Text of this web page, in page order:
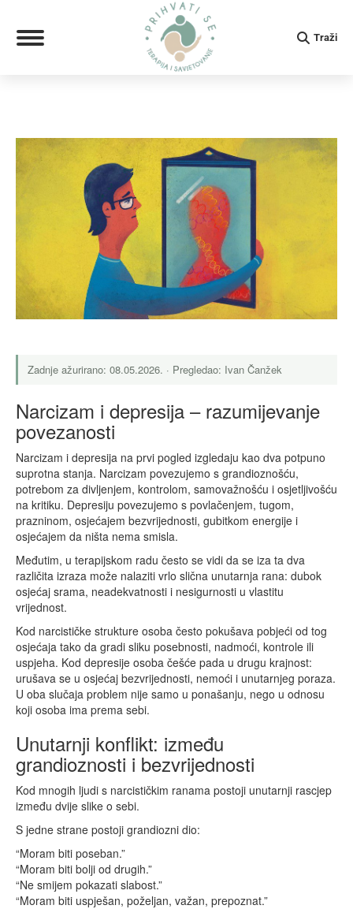
Search:
Traži
Zadnje ažurirano: 08.05.2026. · Pregledao: Ivan Čanžek
Narcizam i depresija – razumijevanje
povezanosti
Narcizam i depresija na prvi pogled izgledaju kao dva potpuno
suprotna stanja. Narcizam povezujemo s grandioznošću,
potrebom za divljenjem, kontrolom, samovažnošću i osjetljivošću
na kritiku. Depresiju povezujemo s povlačenjem, tugom,
prazninom, osjećajem bezvrijednosti, gubitkom energije i
osjećajem da ništa nema smisla.
Međutim, u terapijskom radu često se vidi da se iza ta dva
različita izraza može nalaziti vrlo slična unutarnja rana: dubok
osjećaj srama, neadekvatnosti i nesigurnosti u vlastitu
vrijednost.
Kod narcističke strukture osoba često pokušava pobjeći od tog
osjećaja tako da gradi sliku posebnosti, nadmoći, kontrole ili
uspjeha. Kod depresije osoba češće pada u drugu krajnost:
urušava se u osjećaj bezvrijednosti, nemoći i unutarnjeg poraza.
U oba slučaja problem nije samo u ponašanju, nego u odnosu
koji osoba ima prema sebi.
Unutarnji konflikt: između
grandioznosti i bezvrijednosti
Kod mnogih ljudi s narcističkim ranama postoji unutarnji rascjep
između dvije slike o sebi.
S jedne strane postoji grandiozni dio:
“Moram biti poseban.”
“Moram biti bolji od drugih.”
“Ne smijem pokazati slabost.”
“Moram biti uspješan, poželjan, važan, prepoznat.”